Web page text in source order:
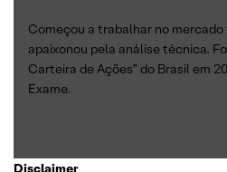
Começou a trabalhar no mercado
apaixonou pela análise técnica.
Carteira de Ações” do Brasil em
Exame.
Disclaimer